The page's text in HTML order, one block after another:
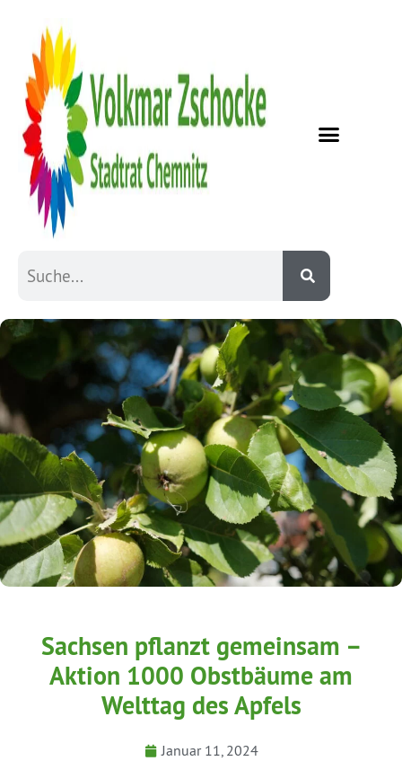
Sachsen pflanzt gemeinsam –
Aktion 1000 Obstbäume am
Welttag des Apfels
Januar 11, 2024